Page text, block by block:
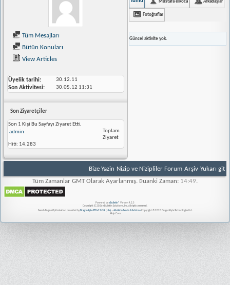
Tüm Mesajları
Bütün Konuları
View Articles
Üyelik tarihi 30.12.11
Son Aktivitesi 30.05.12 11:31
Son Ziyaretçiler
Son 1 Kişi Bu Sayfayı Ziyaret Etti.
admin
Toplam
Ziyaret
Hiti: 14.283
Mustafa elkoca Arkadaşlar
Fotoğraflar
Güncel aktivite yok.
Bize Yazin Nizip ve Nizipliler Forum Arşiv Yukarı git
Tüm Zamanlar GMT Olarak Ayarlanmış. Þuanki Zaman: 14:49.
Powered by vBulletin® Version 4.2.5
Copyright © 2026 vBulletin Solutions, Inc. All rights reserved.
Search Engine Optimisation provided by DragonByte SEO v2.0.39 (Lite)- vBulletin Mods & AddonsCopyright © 2026 DragonByte Technologies Ltd.
Nizip.Com